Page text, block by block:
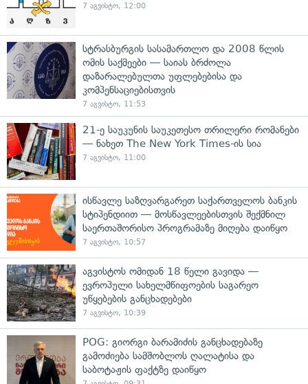
7 აგვისტო, 12:00
სტრასბურგის სასამართლო და 2008 წლის
ომის საქმეები — საიას ბრძოლა
დაზარალებულთა უფლებებისა და
კომპენსაციებისთვის
7 აგვისტო, 11:53
21-ე საუკუნის საუკეთესო თრილერი რომანები
— ნახეთ The New York Times-ის სია
7 აგვისტო, 11:00
ისწავლე საზღვარგარეთ საქართველოს ბანკის
სტიპენდიით — მოსწავლეებისთვის შექმნილ
საერთაშორისო პროგრამაზე მიღება დაიწყო
7 აგვისტო, 10:57
აგვისტოს ომიდან 18 წელი გავიდა —
ევროპული სახელმწიფოების საგარეო
უწყებების განცხადებები
7 აგვისტო, 10:39
POG: გიორგი ბარამიძის განცხადებაზე
გამოძიება სამშობლოს ღალატისა და
საბოტაჟის ფაქტზე დაიწყო